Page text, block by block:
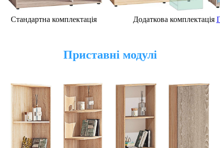
Стандартна комплектація Додаткова комплектація
Приставні модулі